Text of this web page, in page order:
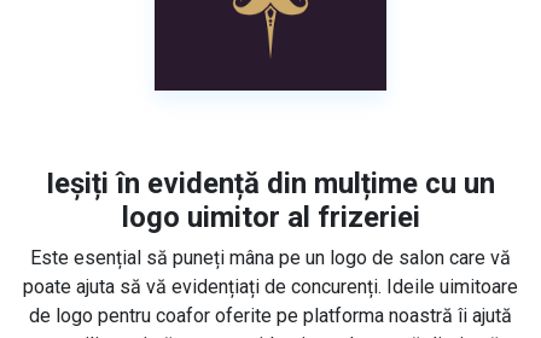
Ieșiți în evidență din mulțime cu un
logo uimitor al frizeriei
Este esențial să puneți mâna pe un logo de salon care vă
poate ajuta să vă evidențiați de concurenți. Ideile uimitoare
de logo pentru coafor oferite pe platforma noastră îi ajută